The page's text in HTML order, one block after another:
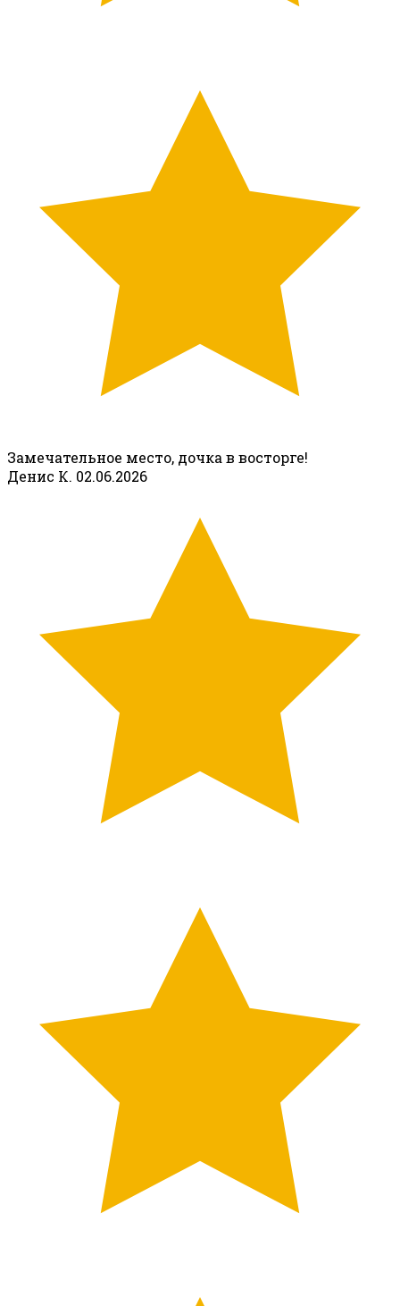
Замечательное место, дочка в восторге!
Денис К. 02.06.2026